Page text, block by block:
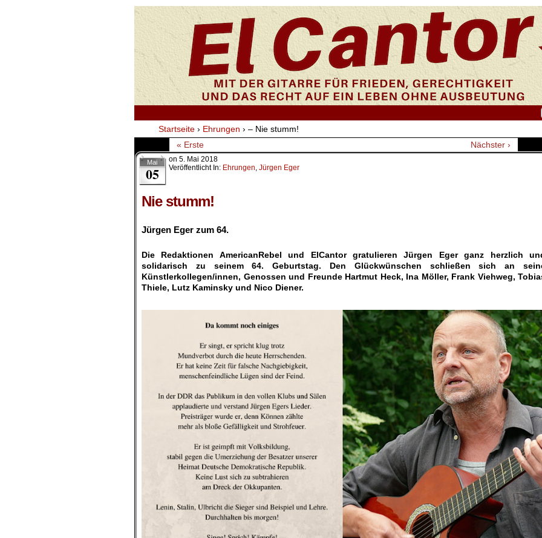
Startseite › Ehrungen › – Nie stumm!
« Erste
Nächster ›
Mai
05
on 5. Mai 2018
Veröffentlicht In: Ehrungen, Jürgen Eger
Nie stumm!
Jürgen Eger zum 64.
Die Redaktionen AmericanRebel und ElCantor gratulieren Jürgen Eger ganz herzlich
solidarisch zu seinem 64. Geburtstag. Den Glückwünschen schließen sich an
Künstlerkollegen/innen, Genossen und Freunde Hartmut Heck, Ina Möller, Frank Viehweg,
Thiele, Lutz Kaminsky und Nico Diener.